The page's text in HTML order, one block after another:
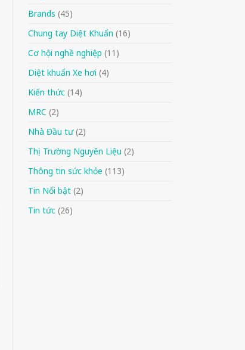
Brands (45)
Chung tay Diệt Khuẩn (16)
Cơ hội nghề nghiệp (11)
Diệt khuẩn Xe hơi (4)
Kiến thức(14)
MRC (2)
Nhà Đầu tư(2)
Thị Trường Nguyên Liệu (2)
Thông tin sức khỏe (113)
Tin Nổi bật(2)
Tin tức(26)